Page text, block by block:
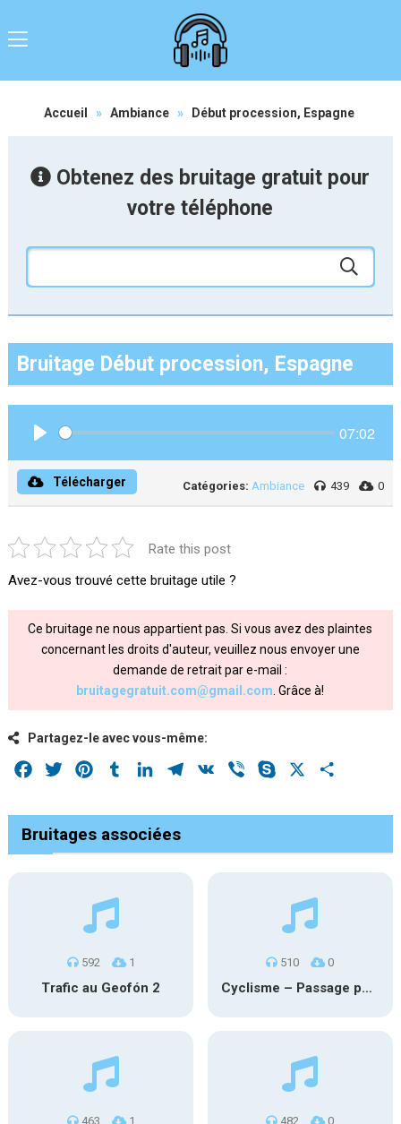
Accueil » Ambiance » Début procession, Espagne
Obtenez des bruitage gratuit pour
votre téléphone
Bruitage Début procession, Espagne
07:02
Télécharger Catégories: Ambiance 439 0
Rate this post
Avez-vous trouvé cette bruitage utile ?
Ce bruitage ne nous appartient pas. Si vous avez des plaintes
concernant les droits d'auteur, veuillez nous envoyer une
demande de retrait par e-mail :
bruitagegratuit.com@gmail.com . Grâce à!
Partagez-le avec vous-même:
Facebook
Twitter PinterestTumblrLinkedInTelegram
VK Viber Skype
Bruitages associées
592 1
Trafic au Geofón 2
510 0
Cyclisme – Passage peloton 2
463 1 482 0